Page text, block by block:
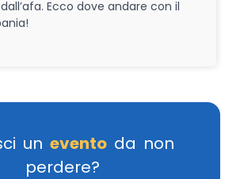
Ecco dove andare con il
un evento da non
perdere?